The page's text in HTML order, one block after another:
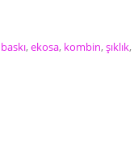
baskı,ekosa, kombin,şıklık,